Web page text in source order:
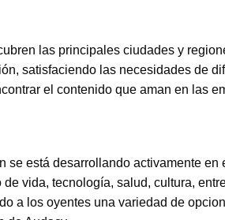
las principales ciudades y
satisfaciendo las necesidades de
el contenido que aman en las
está desarrollando activamente
vida, tecnología, salud, cultura,
a los oyentes una variedad de